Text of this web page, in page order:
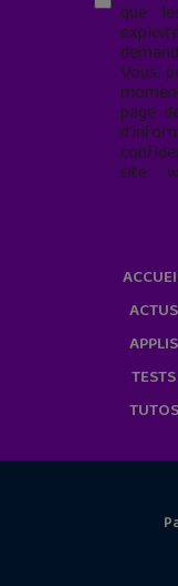
que
Vous
page
site
ACTUS
APPLIS
TESTS
TUTOS